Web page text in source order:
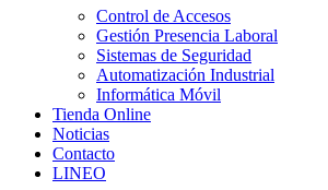
Control de Accesos
Gestión Presencia Laboral
Sistemas de Seguridad
Automatización Industrial
Informática Móvil
Tienda Online
Noticias
Contacto
LINEO